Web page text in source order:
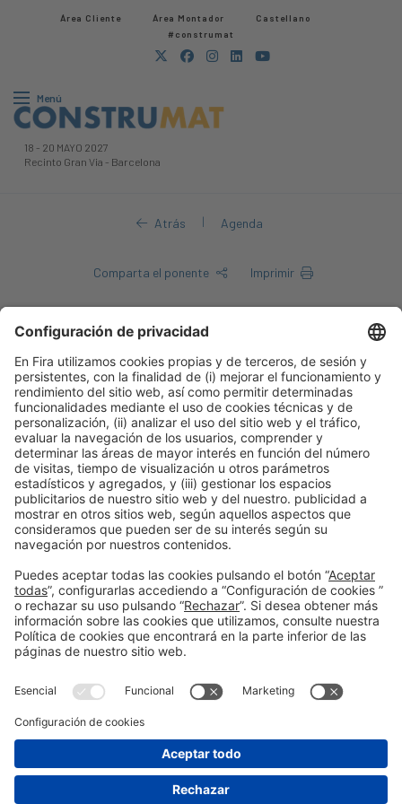
Área Cliente Área Montador
Castellano
#construmat
Menú
18 - 20 MAYO 2027
Recinto Gran Via - Barcelona
Atrás | Agenda
Comparta el ponente Imprimir
Carlos LujánCampano
Carlos LujánCampano
España
Política de privacidad
Política de cookies
#construmat